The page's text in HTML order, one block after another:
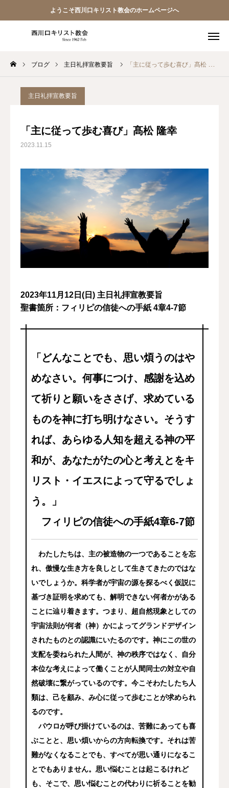
ようこそ西川口キリスト教会のホームページへ
ブログ 主日礼拝宣教要旨 「主に従って歩む喜び」髙松 隆幸
主日礼拝宣教要旨
「主に従って歩む喜び」髙松 隆幸
2023.11.15
2023年11月12日(日) 主日礼拝宣教要旨
聖書箇所：フィリピの信徒への手紙 4章4-7節
「どんなことでも、思い煩うのはや
めなさい。何事につけ、感謝を込め
て祈りと願いをささげ、求めている
ものを神に打ち明けなさい。そうす
れば、あらゆる人知を超える神の平
和が、あなたがたの心と考えとをキ
リスト・イエスによって守るでしょ
う。」
フィリピの信徒への手紙4章6-7節
わたしたちは、主の被造物の一つであることを忘
れ、傲慢な生き方を良しとして生きてきたのではな
いでしょうか。科学者が宇宙の源を探るべく仮説に
基づき証明を求めても、解明できない何者かがある
ことに辿り着きます。つまり、超自然現象としての
宇宙法則が何者（神）かによってグランドデザイン
されたものとの認識にいたるのです。神にこの世の
支配を委ねられた人間が、神の秩序ではなく、自分
本位な考えによって働くことが人間同士の対立や自
然破壊に繋がっているのです。今こそわたしたち人
類は、己を顧み、み心に従って歩むことが求められ
るのです。
パウロが呼び掛けているのは、苦難にあっても喜
ぶことと、思い煩いからの方向転換です。それは苦
難がなくなることでも、すべてが思い通りになるこ
とでもありません。思い悩むことは起こるけれど
も、そこで、思い悩むことの代わりに祈ることを勧
教会員ページ
ようこそ桜並木の教会へ
西川口キリスト教会 信仰告白
案内･地図
【アーカイブ】朗読 『一日の発見 -365日の黙想-』